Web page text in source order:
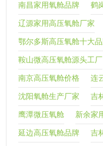
南昌家用氧舱品牌 鹤
辽源家用高压氧舱厂家
鄂尔多斯高压氧舱十大
鞍山微高压氧舱源头工厂
南京高压氧舱价格 连
沈阳氧舱生产厂家 吉
鹰潭微压氧舱 新余家
延边高压氧舱品牌 吉